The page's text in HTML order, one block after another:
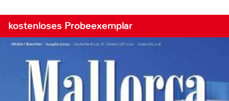
kostenloses Probeexemplar